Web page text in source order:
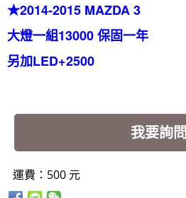
★2014-2015 MAZDA 3
大燈一組13000 保固一年
另加LED+2500
我要詢問
運費：500 元